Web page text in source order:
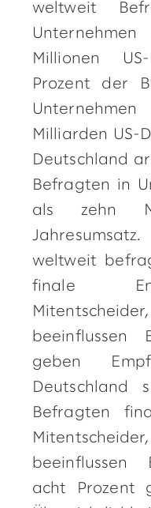
weltweit
Millionen
Prozent der
Milliarden US-
Deutschland
Befragten in
als zehn
weltweit
finale
beeinflussen
geben
Deutschland
Befragten
beeinflussen
acht Prozent